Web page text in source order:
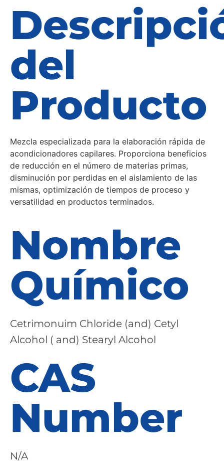
del
Producto
Mezcla especializada para la elaboración rápida de
acondicionadores capilares. Proporciona beneficios
de reducción en el número de materias primas,
disminución por perdidas en el aislamiento de las
mismas, optimización de tiempos de proceso y
versatilidad en productos terminados.
Nombre
Químico
Cetrimonuim Chloride (and) Cetyl
Alcohol ( and) Stearyl Alcohol
CAS
Number
N/A